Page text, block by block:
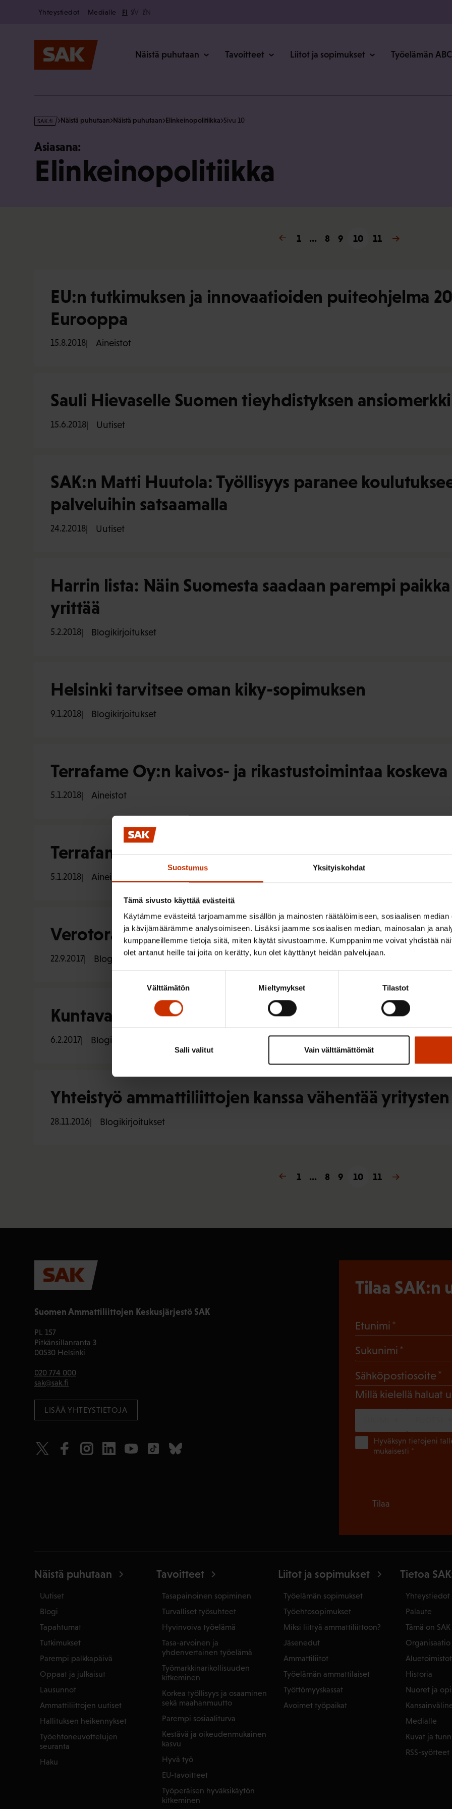
Suostumus Yksityiskohdat
Tämä sivusto käyttää evästeitä
Käytämme evästeitä tarjoamamme sisällön ja mainosten räätälöimiseen, sosiaalisen
ja kävijämäärämme analysoimiseen. Lisäksi jaamme sosiaalisen median, mainosalan ja
kumppaneillemme tietoja siitä, miten käytät sivustoamme. Kumppanimme voivat yhdistää
olet antanut heille tai joita on kerätty, kun olet käyttänyt heidän palvelujaan.
Välttämätön Mieltymykset Tilastot
Vain välttämättömät
Salli valitut
Secondary
Yhteystiedot Medialle FI SV EN
Näistä puhutaan Tavoitteet Liitot ja sopimukset Työelämän ABC
s
·
Näistä puhutaan Näistä puhutaan Elinkeinopolitiikka Sivu 10
Asiasana:
Elinkeinopolitiikka
« Edellinen
1 … 8 9 10 11
Seuraava »
EU:n tutkimuksen ja innovaatioiden puiteohjelma
Eurooppa
15.8.2018 Aineistot
Sauli Hievaselle Suomen tieyhdistyksen ansiomerkki
15.6.2018 Uutiset
SAK:n Matti Huutola: Työllisyys paranee
palveluihin satsaamalla
24.2.2018 Uutiset
Harrin lista: Näin Suomesta saadaan parempi
yrittää
5.2.2018 Blogikirjoitukset
Helsinki tarvitsee oman kiky-sopimuksen
9.1.2018 Blogikirjoitukset
Terrafame Oy:n kaivos- ja rikastustoimintaa
5.1.2018 Aineistot
Terrafame Oy:n kaivos- ja rikastustoimintaa koskeva
5.1.2018 Aineistot
Verotorakoiden esiinmarssi
22.9.2017 Blogikirjoitukset
Kuntavaaleilla on merkitystä
6.2.2017 Blogikirjoitukset
Yhteistyö ammattiliittojen kanssa vähentää
28.11.2016 Blogikirjoitukset
« Edellinen
1 … 8 9 10 11
Seuraava »
Suomen Ammattiliittojen Keskusjärjestö SAK
PL 157
Pitkänsillanranta 3
00530 Helsinki
020 774 000
sak@sak.fi
LISÄÄ YHTEYSTIETOJA
Tilaa SAK:n
Etunimi
Sukunimi
Sähköpostiosoite
Millä kielellä haluat
Hyväksyn tietojeni
mukaisesti *
Tilaa
Näistä puhutaan
Uutiset
Blogi
Tapahtumat
Tutkimukset
Parempi palkkapäivä
Oppaat ja julkaisut
Lausunnot
Ammattiliittojen uutiset
Hallituksen heikennykset
Työehtoneuvottelujen
seuranta
Haku
Tavoitteet
Tasapainoinen sopiminen
Turvalliset työsuhteet
Hyvinvoiva työelämä
Tasa-arvoinen ja
yhdenvertainen työelämä
Työmarkkinarikollisuuden
kitkeminen
Korkea työllisyys ja osaaminen
sekä maahanmuutto
Parempi sosiaaliturva
Kestävä ja oikeudenmukainen
kasvu
Hyvä työ
EU-tavoitteet
Työperäisen hyväksikäytön
kitkeminen
Liitot ja sopimukset
Työelämän sopimukset
Työehtosopimukset
Miksi liittyä ammattiliittoon?
Jäsenedut
Ammattiliitot
Työelämän ammattilaiset
Työttömyyskassat
Avoimet työpaikat
Tietoa
Yhteystiedot
Palaute
Tämä on SAK
Organisaatio
Aluetoimistot
Historia
Nuoret ja
Medialle
Kuvat ja
RSS-syötteet